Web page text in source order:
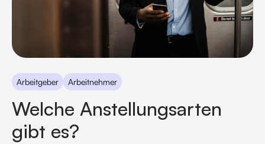
Arbeitgeber Arbeitnehmer
Welche Anstellungsarten
gibt es?